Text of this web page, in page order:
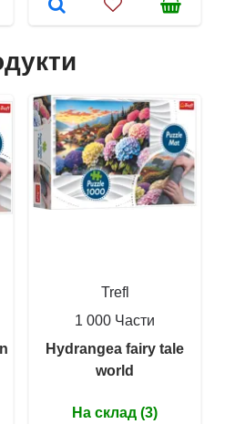
Trefl
1 000 Части
Hydrangea fairy tale
world
На склад (3)